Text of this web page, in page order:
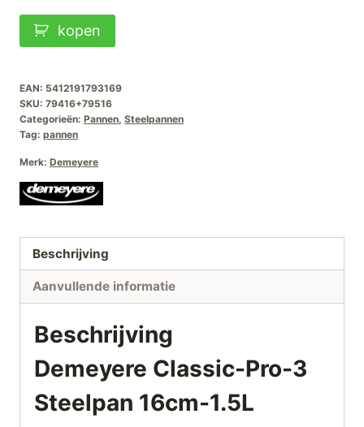
Demeyere
Classic-
3
Steelpan
16cm-
1.5L
kopen
EAN: 5412191793169
SKU: 79416+79516
Categorieën: Pannen, Steelpannen
Tag: pannen
Merk: Demeyere
Beschrijving
Aanvullende informatie
Beschrijving
Demeyere Classic-Pro-3
Steelpan 16cm-1.5L